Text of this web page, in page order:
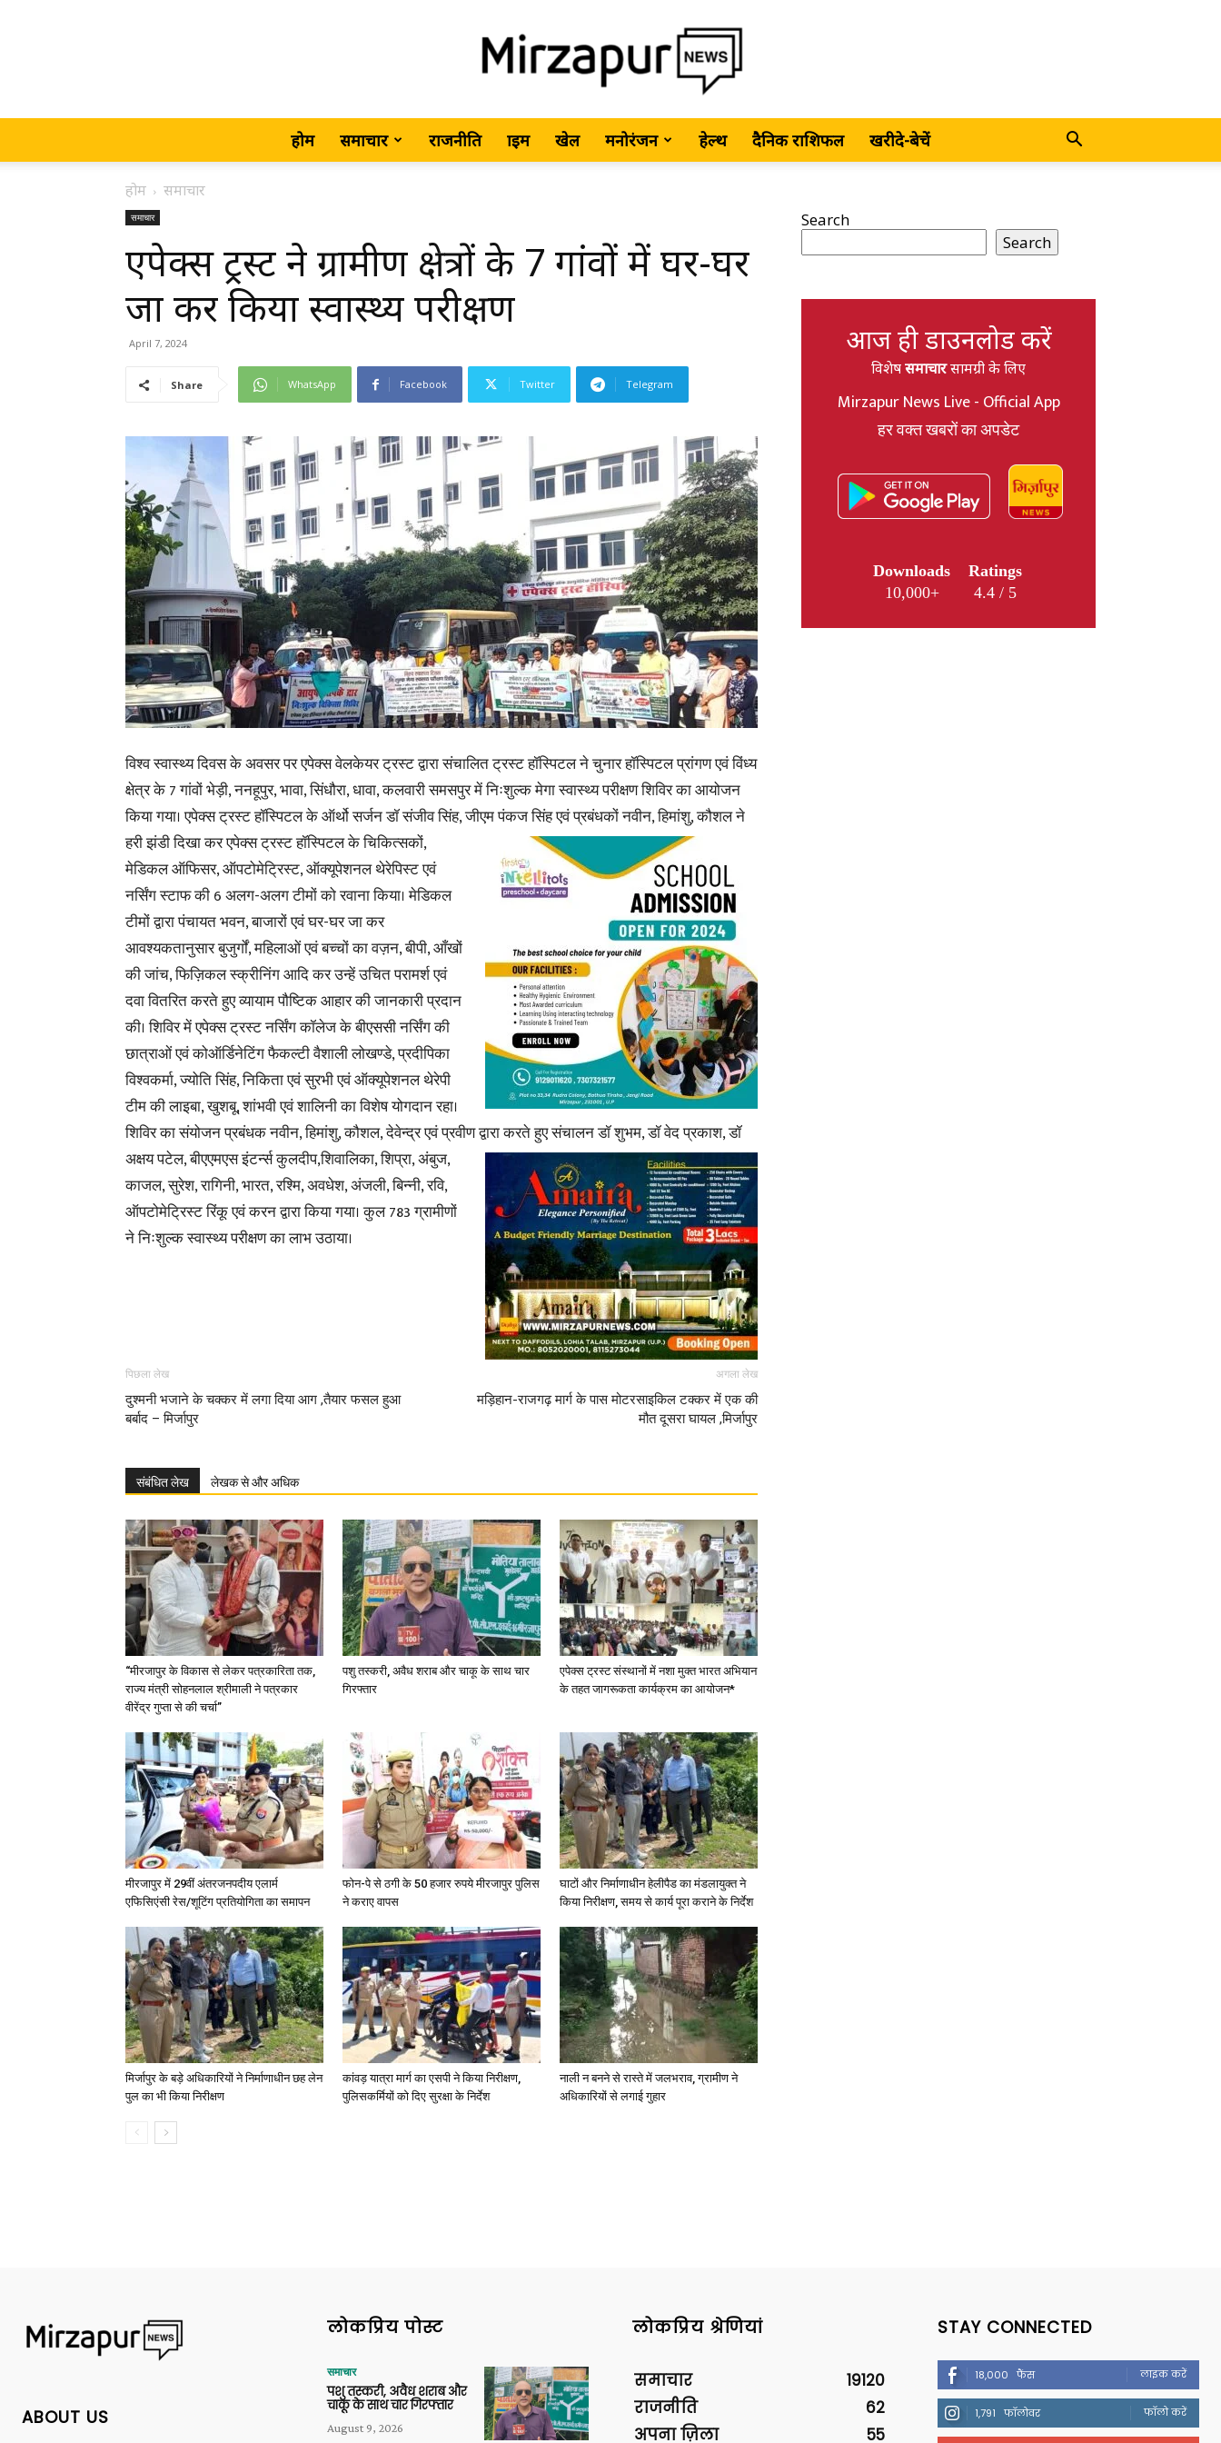
MirzapurNews.com
•
Hindi
News,
Latest
in
Hindi,
Today
Hindi
News
होम समाचार राजनीति क्राइम खेल मनोरंजन हेल्थ दैनिक राशिफल खरीदे-बेचें
होम समाचार
समाचार
एपेक्स ट्रस्ट ने ग्रामीण क्षेत्रों के 7 गांवों में घर-घर
जा कर किया स्वास्थ्य परीक्षण
April 7, 2024
Share WhatsApp Facebook Twitter Telegram
विश्व स्वास्थ्य दिवस के अवसर पर एपेक्स वेलकेयर ट्रस्ट द्वारा संचालित ट्रस्ट हॉस्पिटल ने चुनार हॉस्पिटल प्रांगण एवं विंध्य
क्षेत्र के 7 गांवों भेड़ी, ननहूपुर, भावा, सिंधौरा, धावा, कलवारी समसपुर में निःशुल्क मेगा स्वास्थ्य परीक्षण शिविर का आयोजन
किया गया। एपेक्स ट्रस्ट हॉस्पिटल के ऑर्थो सर्जन डॉ संजीव सिंह, जीएम पंकज सिंह एवं प्रबंधकों नवीन, हिमांशु, कौशलने
हरी झंडी दिखा कर एपेक्स ट्रस्ट हॉस्पिटल के चिकित्सकों,
मेडिकल ऑफिसर, ऑपटोमेट्रिस्ट, ऑक्यूपेशनल थेरेपिस्ट एवं
नर्सिंग स्टाफ की 6 अलग-अलग टीमों को रवाना किया। मेडिकल
टीमों द्वारा पंचायत भवन, बाजारों एवं घर-घर जा कर
आवश्यकतानुसार बुजुर्गों, महिलाओं एवं बच्चों का वज़न, बीपी, आँखों
की जांच, फिज़िकल स्क्रीनिंग आदि कर उन्हें उचित परामर्श एवं
दवा वितरित करते हुए व्यायाम पौष्टिक आहार की जानकारी प्रदान
की। शिविर में एपेक्स ट्रस्ट नर्सिंग कॉलेज के बीएससी नर्सिंग की
छात्राओं एवं कोऑर्डिनेटिंग फैकल्टी वैशाली लोखण्डे, प्रदीपिका
विश्वकर्मा, ज्योति सिंह, निकिता एवं सुरभी एवं ऑक्यूपेशनल थेरेपी
टीम की लाइबा, खुशबू, शांभवी एवं शालिनी का विशेष योगदान रहा।
शिविर का संयोजन प्रबंधक नवीन, हिमांशु, कौशल, देवेन्द्र एवं प्रवीण द्वारा करते हुए संचालन डॉ शुभम, डॉ वेद प्रकाश, डॉ
अक्षय पटेल, बीएएमएस इंटर्न्सकुलदीप,शिवालिका, शिप्रा, अंबुज,
काजल, सुरेश, रागिनी, भारत, रश्मि, अवधेश, अंजली, बिन्नी, रवि,
ऑपटोमेट्रिस्ट रिंकू एवं करन द्वारा किया गया। कुल 783 ग्रामीणों
ने निःशुल्क स्वास्थ्य परीक्षण का लाभ उठाया।
पिछला लेख
दुश्मनी भजाने के चक्कर में लगा दिया आग ,तैयार फसल हुआ
बर्बाद – मिर्जापुर
अगला लेख
मड़िहान-राजगढ़ मार्ग के पास मोटरसाइकिल टक्कर में एक की
मौत दूसरा घायल ,मिर्जापुर
संबंधित लेख लेखक से और अधिक
“मीरजापुर के विकास से लेकर पत्रकारिता तक,
राज्य मंत्री सोहनलाल श्रीमाली ने पत्रकार
वीरेंद्र गुप्ता से की चर्चा”
पशु तस्करी, अवैध शराब और चाकू के साथ चार
गिरफ्तार
एपेक्स ट्रस्ट संस्थानों में नशा मुक्त भारत अभियान
के तहत जागरूकता कार्यक्रम का आयोजन*
मीरजापुर में 29वीं अंतरजनपदीय एलार्म
एफिसिएंसी रेस/शूटिंग प्रतियोगिता का समापन
फोन-पे से ठगी के 50 हजार रुपये मीरजापुर पुलिस
ने कराए वापस
घाटों और निर्माणाधीन हेलीपैड का मंडलायुक्त ने
किया निरीक्षण, समय से कार्य पूरा कराने के निर्देश
मिर्जापुर के बड़े अधिकारियों ने निर्माणाधीन छह लेन
पुल का भी किया निरीक्षण
कांवड़ यात्रा मार्ग का एसपी ने किया निरीक्षण,
पुलिसकर्मियों को दिए सुरक्षा के निर्देश
नाली न बनने से रास्ते में जलभराव, ग्रामीण ने
अधिकारियों से लगाई गुहार
Search
Search
आज ही डाउनलोड करें
विशेषसमाचारसामग्री के लिए
Mirzapur News Live - Official App
हर वक्त खबरों का अपडेट
Downloads
10,000+
Ratings
4.4 / 5
ABOUT US
लोकप्रिय पोस्ट
समाचार
पशु तस्करी, अवैध शराब और
चाकू के साथ चार गिरफ्तार
August 9, 2026
लोकप्रिय श्रेणियां
समाचार
19120
राजनीति
62
अपना ज़िला
55
STAY CONNECTED
18,000 फैंस लाइक करें
1,791 फॉलोवर फॉलो करें